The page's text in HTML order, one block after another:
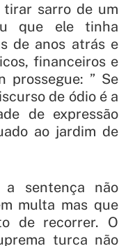
tirar sarro de um
que ele tinha
de anos atrás e
financeiros e
prossegue: ” Se
de ódio é a
de expressão
ao jardim de
sentença não
multa mas que
de recorrer. O
turca não